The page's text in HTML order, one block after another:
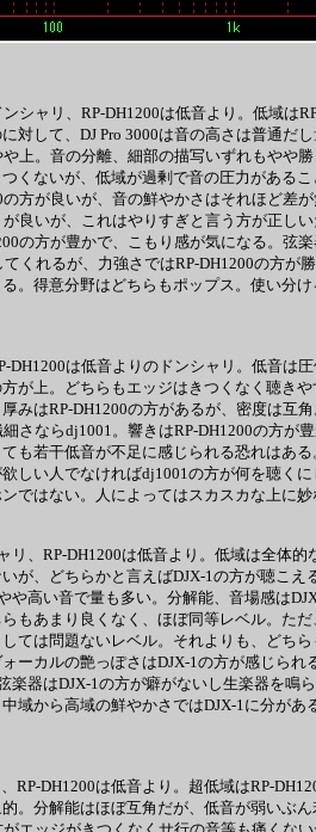
ンシャリ、RP-DH1200は低音より。低域
対して、DJ Pro 3000は音の高さは普通だ
や上。音の分離、細部の描写いずれもやや
くないが、低域が過剰で音の圧力がある
の方が良いが、音の鮮やかさはそれほど差
が良いが、これはやりすぎと言う方が正し
の方が豊かで、こもり感が気になる。弦
くれるが、力強さではRP-DH1200の方
。得意分野はどちらもポップス。使い分
DH1200は低音よりのドンシャリ。低音は
が上。どちらもエッジはきつくなく聴き
みはRP-DH1200の方があるが、密度は互
さならdj1001。響きはRP-DH1200の方
も若干低音が不足に感じられる恐れはあ
しい人でなければdj1001の方が何を聴く
ではない。人によってはスカスカな上に
リ、RP-DH1200は低音より。低域は全体
が、どちらかと言えばDJX-1の方が聴こ
や高い音で量も多い。分解能、音場感は
もあまり良くなく、ほぼ同等レベル。た
ては問題ないレベル。それよりも、どち
ーカルの艶っぽさはDJX-1の方が感じら
楽器はDJX-1の方が癖がないし生楽器を
域から高域の鮮やかさではDJX-1に分が
RP-DH1200は低音より。超低域はRP-
。分解能はほぼ互角だが、低音が弱いぶ